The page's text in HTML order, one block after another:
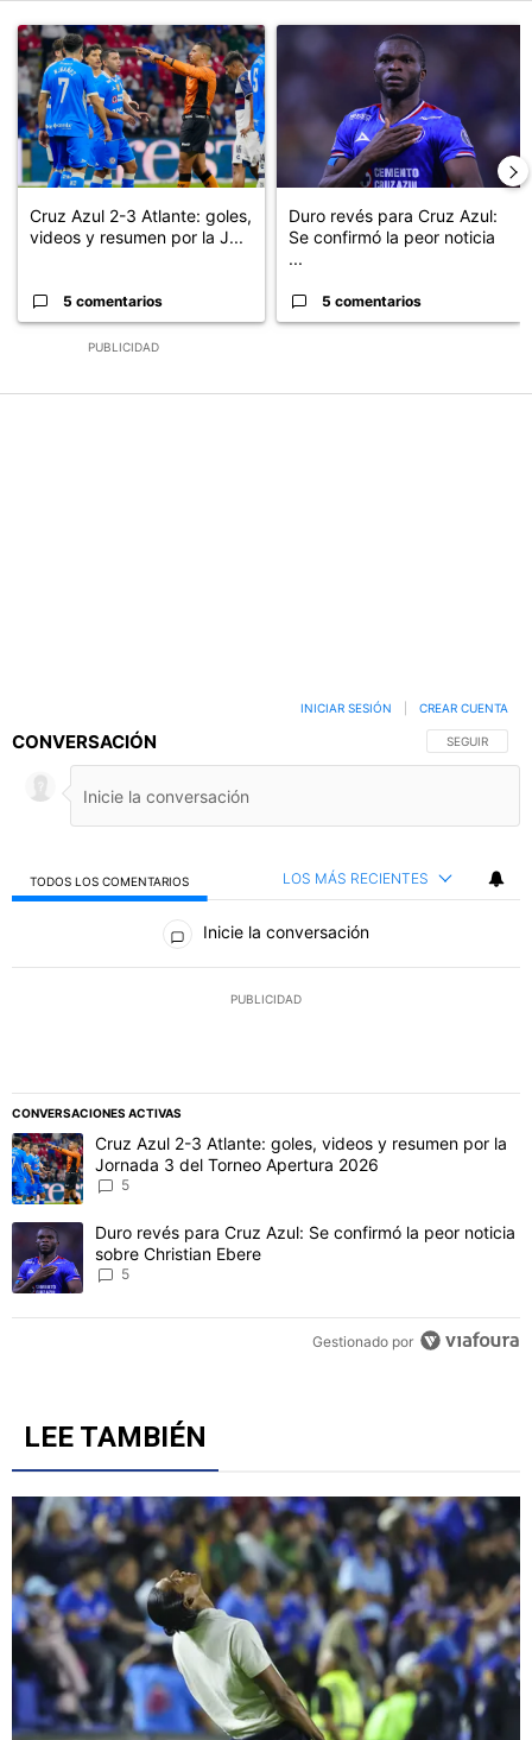
PUBLICIDAD
Un artículo de tendencia con el título "Cruz Azul 2-3 Atlante:
Cruz Azul 2-3 Atlante: goles,
videos y resumen por la J...
5 comentarios
Un artículo de tendencia con
Duro revés para Cruz Azul:
Se confirmó la peor noticia
...
5 comentarios
CONVERSACIÓN SIGA ESTA
SEGUIR
INICIAR SESIÓN CREAR CUENTA
TODOS LOS COMENTARIOS LOS MÁS RECIENTES
Todos los comentarios
Inicie la conversación
PUBLICIDAD
CONVERSACIONES ACTIVAS
Este listado muestra los artículos con más comentarios en los
Un artículo de tendencia con el título "Cruz Azul 2-3 Atlante:
Cruz Azul 2-3 Atlante: goles, videos y resumen por la
Jornada 3 del Torneo Apertura 2026
5
Un artículo de tendencia con el título "Duro revés para Cruz Azul:
Duro revés para Cruz Azul: Se confirmó la peor noticia
sobre Christian Ebere
5
Gestionado por
LEE TAMBIÉN